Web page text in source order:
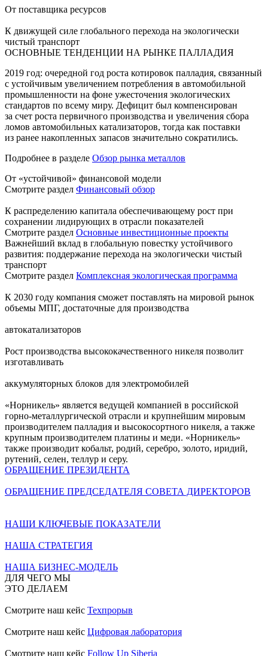
От поставщика ресурсов
К движущей силе глобального перехода на экологически
чистый транспорт
ОСНОВНЫЕ ТЕНДЕНЦИИ НА РЫНКЕ ПАЛЛАДИЯ
2019 год: очередной год роста котировок палладия, связанный
с устойчивым увеличением потребления в автомобильной
промышленности на фоне ужесточения экологических
стандартов по всему миру. Дефицит был компенсирован
за счет роста первичного производства и увеличения сбора
ломов автомобильных катализаторов, тогда как поставки
из ранее накопленных запасов значительно сократились.
Подробнее в разделе Обзор рынка металлов
От «устойчивой» финансовой модели
Смотрите раздел Финансовый обзор
К распределению капитала обеспечивающему рост при
сохранении лидирующих в отрасли показателей
Смотрите раздел Основные инвестиционные проекты
Важнейший вклад в глобальную повестку устойчивого
развития: поддержание перехода на экологически чистый
транспорт
Смотрите раздел Комплексная экологическая программа
К 2030 году компания сможет поставлять на мировой рынок
объемы МПГ, достаточные для производства
автокатализаторов
Рост производства высококачественного никеля позволит
изготавливать
аккумуляторных блоков для электромобилей
«Норникель» является ведущей компанией в российской
горно-металлургической отрасли и крупнейшим мировым
производителем палладия и высокосортного никеля, а также
крупным производителем платины и меди. «Норникель»
также производит кобальт, родий, серебро, золото, иридий,
рутений, селен, теллур и серу.
ОБРАЩЕНИЕ ПРЕЗИДЕНТА
ОБРАЩЕНИЕ ПРЕДСЕДАТЕЛЯ СОВЕТА ДИРЕКТОРОВ
НАШИ КЛЮЧЕВЫЕ ПОКАЗАТЕЛИ
НАША СТРАТЕГИЯ
НАША БИЗНЕС-МОДЕЛЬ
ДЛЯ ЧЕГО МЫ
ЭТО ДЕЛАЕМ
Смотрите наш кейс Техпрорыв
Смотрите наш кейс Цифровая лаборатория
Смотрите наш кейс Follow Up Siberia